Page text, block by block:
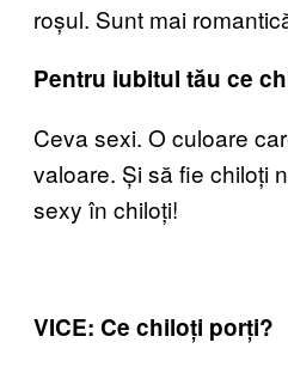
roșul. Sunt mai
Pentru iubitul tău ce
Ceva sexi. O culoare
valoare. Și să fie chiloți
sexy în chiloți!
VICE: Ce chiloți porți?